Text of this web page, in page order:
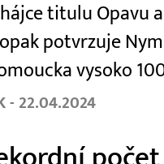
titulu Opavu
potvrzuje
vysoko
- 22.04.2024